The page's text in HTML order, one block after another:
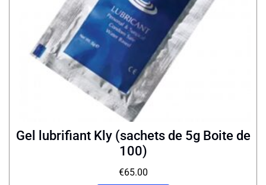
Gel lubrifiant Kly (sachets de 5g Boite de
100)
€65.00